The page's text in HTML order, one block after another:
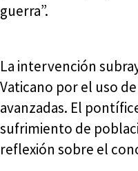
guerra”.
La intervención
Vaticano por el uso
avanzadas. El
sufrimiento de
reflexión sobre el